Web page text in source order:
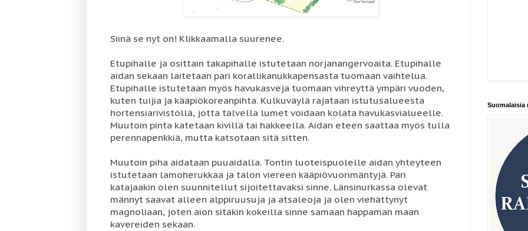
Siinä se nyt on! Klikkaamalla suurenee.
Etupihalle ja osittain takapihalle istutetaan norjanangervoaita. Etupihalle
aidan sekaan laitetaan pari korallikanukkapensasta tuomaan vaihtelua.
Etupihalle istutetaan myös havukasveja tuomaan vihreyttä ympäri vuoden,
kuten tuijia ja kääpiökoreanpihta. Kulkuväylä rajataan istutusalueesta
hortensiarivistöllä, jotta talvella lumet voidaan kolata havukasvialueelle.
Muutoin pinta katetaan kivillä tai hakkeella. Aidan eteen saattaa myös tulla
perennapenkkiä, mutta katsotaan sitä sitten.
Muutoin piha aidataan puuaidalla. Tontin luoteispuolelle aidan yhteyteen
istutetaan lamoherukkaa ja talon viereen kääpiövuorimäntyjä. Pari
katajaakin olen suunnitellut sijoitettavaksi sinne. Länsinurkassa olevat
männyt saavat alleen alppiruusuja ja atsaleoja ja olen viehättynyt
magnoliaan, joten aion sitäkin kokeilla sinne samaan happaman maan
kavereiden sekaan.
Suomalaisia